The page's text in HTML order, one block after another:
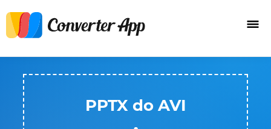
PPTX do AVI